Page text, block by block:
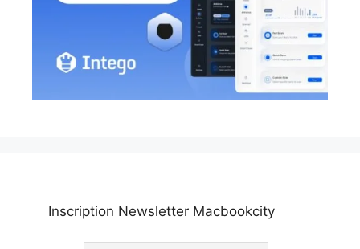
Inscription Newsletter Macbookcity